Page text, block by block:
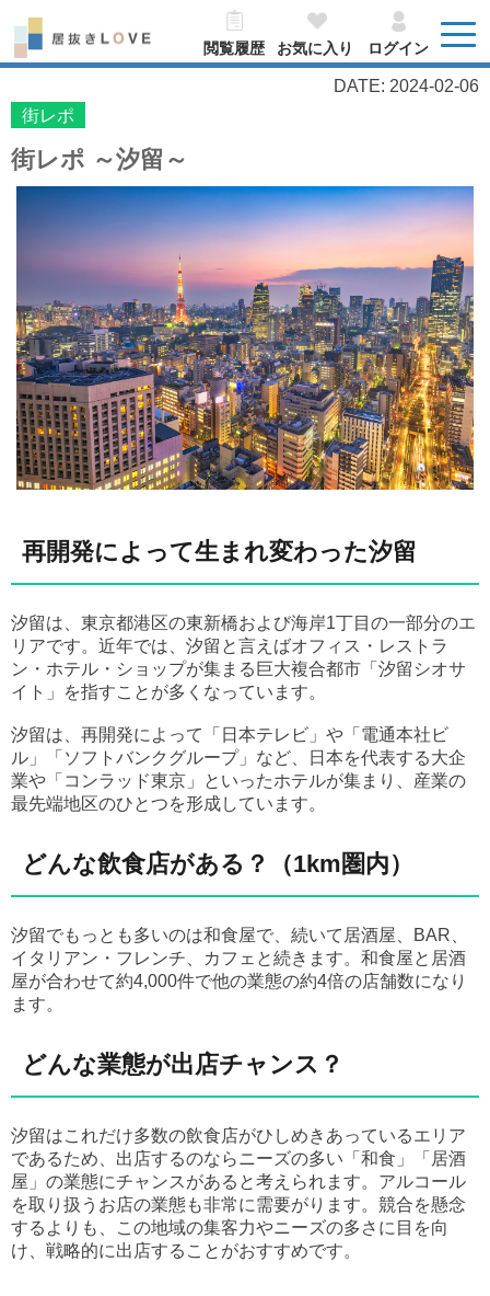
閲覧履歴 お気に入り ログイン
DATE: 2024-02-06
街レポ
街レポ ～汐留～
再開発によって生まれ変わった汐留
汐留は、東京都港区の東新橋および海岸1丁目の一部分のエ
リアです。近年では、汐留と言えばオフィス・レストラ
ン・ホテル・ショップが集まる巨大複合都市「汐留シオサ
イト」を指すことが多くなっています。
汐留は、再開発によって「日本テレビ」や「電通本社ビ
ル」「ソフトバンクグループ」など、日本を代表する大企
業や「コンラッド東京」といったホテルが集まり、産業の
最先端地区のひとつを形成しています。
どんな飲食店がある？（1km圏内）
汐留でもっとも多いのは和食屋で、続いて居酒屋、BAR、
イタリアン・フレンチ、カフェと続きます。和食屋と居酒
屋が合わせて約4,000件で他の業態の約4倍の店舗数になり
ます。
どんな業態が出店チャンス？
汐留はこれだけ多数の飲食店がひしめきあっているエリア
であるため、出店するのならニーズの多い「和食」「居酒
屋」の業態にチャンスがあると考えられます。アルコール
を取り扱うお店の業態も非常に需要がります。競合を懸念
するよりも、この地域の集客力やニーズの多さに目を向
け、戦略的に出店することがおすすめです。